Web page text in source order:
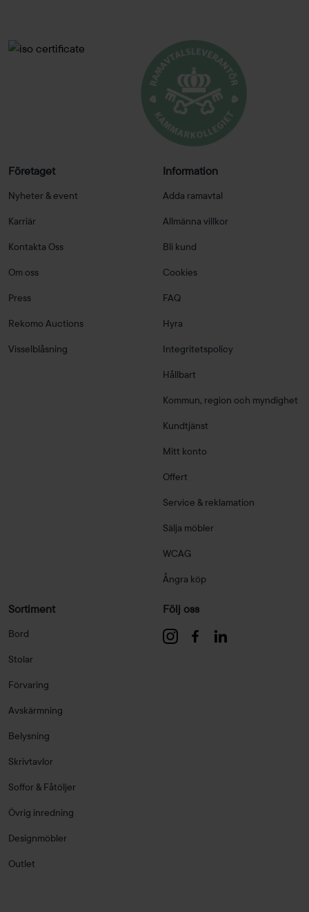
Företaget
Nyheter & event
Karriär
Kontakta Oss
Om oss
Press
Rekomo Auctions
Visselblåsning
Information
Adda ramavtal
Allmänna villkor
Bli kund
Cookies
FAQ
Hyra
Integritetspolicy
Hållbart
Kommun, region och myndighet
Kundtjänst
Mitt konto
Offert
Service & reklamation
Sälja möbler
WCAG
Ångra köp
Sortiment
Bord
Stolar
Förvaring
Avskärmning
Belysning
Skrivtavlor
Soffor & Fåtöljer
Övrig inredning
Designmöbler
Outlet
Följ oss